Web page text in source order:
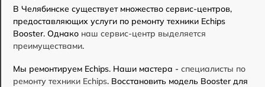
В Челябинске существует множество сервис-центров,
предоставляющих услуги по ремонту техники Echips
Booster. Однако наш сервис-центр выделяется
преимуществами.
Мы ремонтируем Echips. Наши мастера - специалисты по
ремонту техники Echips. Восстановить модель Booster для